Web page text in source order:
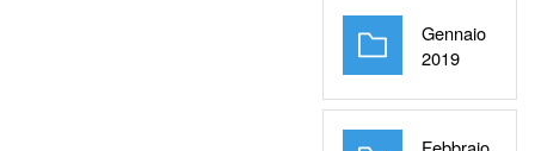
Gennaio
2019Cartella